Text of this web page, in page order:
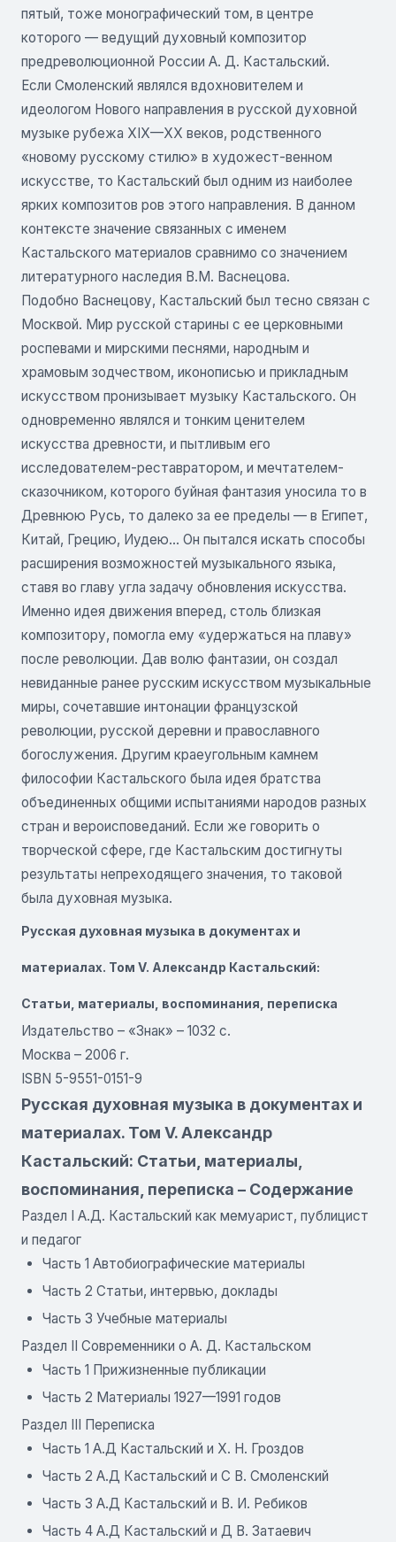
пятый, тоже монографический том, в центре
которого — ведущий духовный композитор
предреволюционной России А. Д. Кастальский.
Если Смоленский являлся вдохновителем и
идеологом Нового направления в русской духовной
музыке рубежа XIX—XX веков, родственного
«новому русскому стилю» в художест-венном
искусстве, то Кастальский был одним из наиболее
ярких композитов ров этого направления. В данном
контексте значение связанных с именем
Кастальского материалов сравнимо со значением
литературного наследия В.М. Васнецова.
Подобно Васнецову, Кастальский был тесно связан с
Москвой. Мир русской старины с ее церковными
роспевами и мирскими песнями, народным и
храмовым зодчеством, иконописью и прикладным
искусством пронизывает музыку Кастальского. Он
одновременно являлся и тонким ценителем
искусства древности, и пытливым его
исследователем-реставратором, и мечтателем-
сказочником, которого буйная фантазия уносила то в
Древнюю Русь, то далеко за ее пределы — в Египет,
Китай, Грецию, Иудею... Он пытался искать способы
расширения возможностей музыкального языка,
ставя во главу угла задачу обновления искусства.
Именно идея движения вперед, столь близкая
композитору, помогла ему «удержаться на плаву»
после революции. Дав волю фантазии, он создал
невиданные ранее русским искусством музыкальные
миры, сочетавшие интонации французской
революции, русской деревни и православного
богослужения. Другим краеугольным камнем
философии Кастальского была идея братства
объединенных общими испытаниями народов разных
стран и вероисповеданий. Если же говорить о
творческой сфере, где Кастальским достигнуты
результаты непреходящего значения, то таковой
была духовная музыка.
Русская духовная музыка в документах и
материалах. Том V. Александр Кастальский:
Статьи, материалы, воспоминания, переписка
Издательство – «Знак» – 1032 с.
Москва – 2006 г.
ISBN 5-9551-0151-9
Русская духовная музыка в документах и
материалах. Том V. Александр
Кастальский: Статьи, материалы,
воспоминания, переписка – Содержание
Раздел I А.Д. Кастальский как мемуарист, публицист
и педагог
Часть 1 Автобиографические материалы
Часть 2 Статьи, интервью, доклады
Часть 3 Учебные материалы
Раздел II Современники о А. Д. Кастальском
Часть 1 Прижизненные публикации
Часть 2 Материалы 1927—1991 годов
Раздел III Переписка
Часть 1 А.Д Кастальский и X. Н. Гроздов
Часть 2 А.Д Кастальский и С В. Смоленский
Часть 3 А.Д Кастальский и В. И. Ребиков
Часть 4 А.Д Кастальский и Д В. Затаевич